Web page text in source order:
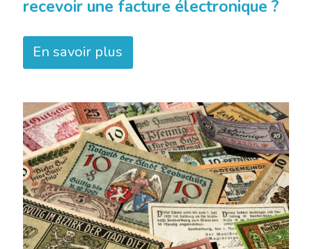
recevoir une facture électronique ?
En savoir plus